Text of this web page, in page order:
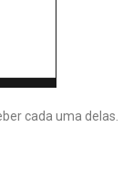
cada uma delas.